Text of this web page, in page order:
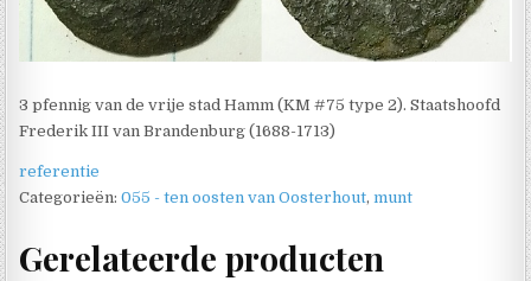
3 pfennig van de vrije stad Hamm (KM #75 type 2). Staatshoofd
Frederik III van Brandenburg (1688-1713)
referentie
Categorieën:055 - ten oosten van Oosterhout,munt
Gerelateerde producten